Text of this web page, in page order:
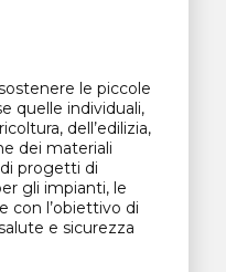
le piccole
quelle individuali,
dell’edilizia,
dei materiali
di progetti di
gli impianti, le
con l’obiettivo di
e sicurezza